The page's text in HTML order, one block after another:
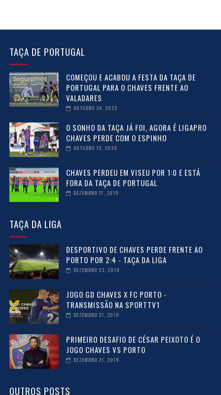
TAÇA DE PORTUGAL
COMEÇOU E ACABOU A FESTA DA TAÇA DE
PORTUGAL PARA O CHAVES FRENTE AO
VALADARES
OUTUBRO 24, 2022
O SONHO DA TAÇA JÁ FOI, AGORA É LIGAPRO
CHAVES PERDE COM O ESPINHO
OUTUBRO 15, 2020
CHAVES PERDEU EM VISEU POR 1:0 E ESTÁ
FORA DA TAÇA DE PORTUGAL
DEZEMBRO 17, 2019
TAÇA DA LIGA
DESPORTIVO DE CHAVES PERDE FRENTE AO
PORTO POR 2:4 - TAÇA DA LIGA
DEZEMBRO 23, 2019
JOGO GD CHAVES X FC PORTO -
TRANSMISSÃO NA SPORTTV1
DEZEMBRO 21, 2019
PRIMEIRO DESAFIO DE CÉSAR PEIXOTO É O
JOGO CHAVES VS PORTO
DEZEMBRO 21, 2019
OUTROS POSTS